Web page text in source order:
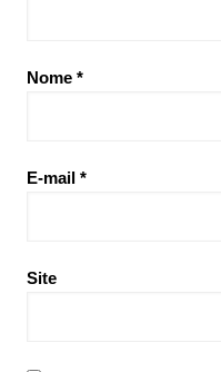
Nome *
E-mail *
Site